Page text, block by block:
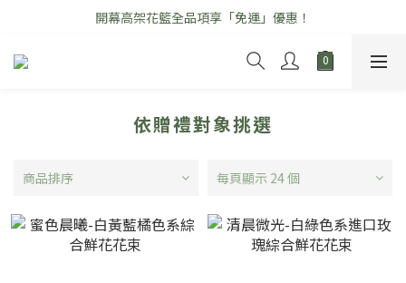
\ 七夕情人節花禮早鳥優惠中 /
開幕高架花籃全品項享「免運」優惠！
\ 七夕情人節花禮早鳥優惠中 /
依贈禮對象挑選
商品排序 每頁顯示 24 個